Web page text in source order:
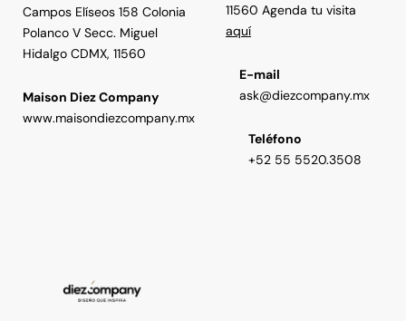
Campos Elíseos 158 Colonia
Polanco V Secc. Miguel
Hidalgo CDMX, 11560
Maison Diez Company
www.maisondiezcompany.mx
11560 Agenda tu visita
aquí
E-mail
ask@diezcompany.mx
Teléfono
+52 55 5520.3508